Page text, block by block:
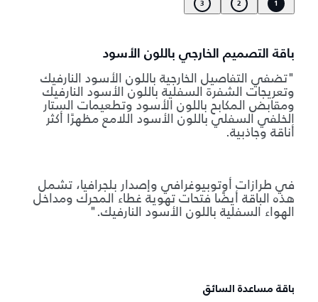
1
2
3
باقة التصميم الخارجي باللون الأسود
"تضفي التفاصيل الخارجية باللون الأسود النارفيك
وتعريجات الشفرة السفلية باللون الأسود النارفيك
ومقابض المكابح باللون الأسود وتطعيمات الستار
الخلفي السفلي باللون الأسود اللامع مظهرًا أكثر
أناقة وجاذبية.
في طرازات أوتوبيوغرافي وإصدار بلجرافيا، تشمل
هذه الباقة أيضًا فتحات تهوية غطاء المحرك ومداخل
الهواء السفلية باللون الأسود النارفيك."
باقة مساعدة السائق